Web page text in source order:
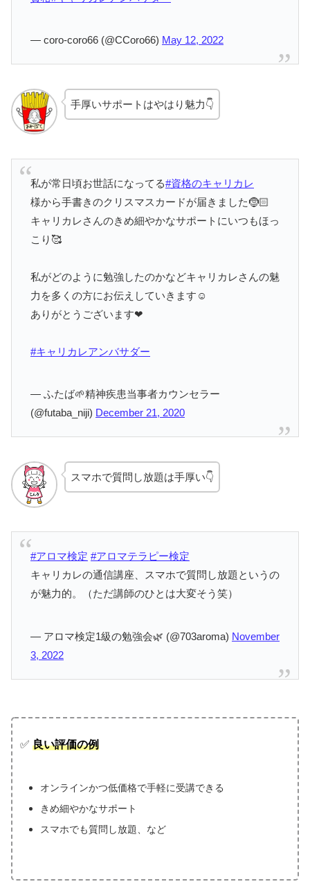
— coro-coro66 (@CCoro66) May 12, 2022
手厚いサポートはやはり魅力👇
私が常日頃お世話になってる#資格のキャリカレ
様から手書きのクリスマスカードが届きました🤶🏻
キャリカレさんのきめ細やかなサポートにいつもほっ
こり🥰
私がどのように勉強したのかなどキャリカレさんの魅
力を多くの方にお伝えしていきます☺️
ありがとうございます❤
#キャリカレアンバサダー
— ふたば🌱精神疾患当事者カウンセラー
(@futaba_niji) December 21, 2020
スマホで質問し放題は手厚い👇
#アロマ検定 #アロマテラピー検定
キャリカレの通信講座、スマホで質問し放題というの
が魅力的。（ただ講師のひとは大変そう笑）
— アロマ検定1級の勉強会🌿 (@703aroma) November
3, 2022
✅ 良い評価の例
オンラインかつ低価格で手軽に受講できる
きめ細やかなサポート
スマホでも質問し放題、など